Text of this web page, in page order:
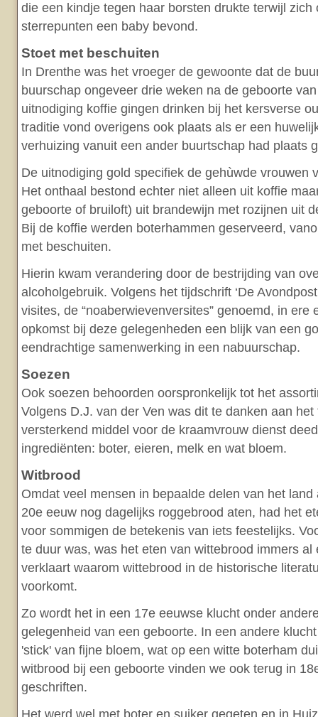
die een kindje tegen haar borsten drukte terwijl zich
sterrepunten een baby bevond.
Stoet met beschuiten
In Drenthe was het vroeger de gewoonte dat de
buurschap ongeveer drie weken na de geboorte
uitnodiging koffie gingen drinken bij het kersverse
traditie vond overigens ook plaats als er een
verhuizing vanuit een ander buurtschap had plaats
De uitnodiging gold specifiek de gehùwde vrouwen
Het onthaal bestond echter niet alleen uit koffie
geboorte of bruiloft) uit brandewijn met rozijnen uit
Bij de koffie werden boterhammen geserveerd,
met beschuiten.
Hierin kwam verandering door de bestrijding van
alcoholgebruik. Volgens het tijdschrift ‘De
visites, de “noaberwievenversites” genoemd, in ere
opkomst bij deze gelegenheden een blijk van een
eendrachtige samenwerking in een nabuurschap.
Soezen
Ook soezen behoorden oorspronkelijk tot het
Volgens D.J. van der Ven was dit te danken aan
versterkend middel voor de kraamvrouw dienst
ingrediënten: boter, eieren, melk en wat bloem.
Witbrood
Omdat veel mensen in bepaalde delen van het
20e eeuw nog dagelijks roggebrood aten, had het
voor sommigen de betekenis van iets feestelijks.
te duur was, was het eten van wittebrood immers al
verklaart waarom wittebrood in de historische
voorkomt.
Zo wordt het in een 17e eeuwse klucht onder
gelegenheid van een geboorte. In een andere
'stick' van fijne bloem, wat op een witte boterham
witbrood bij een geboorte vinden we ook terug in
geschriften.
Het werd wel met boter en suiker gegeten en in